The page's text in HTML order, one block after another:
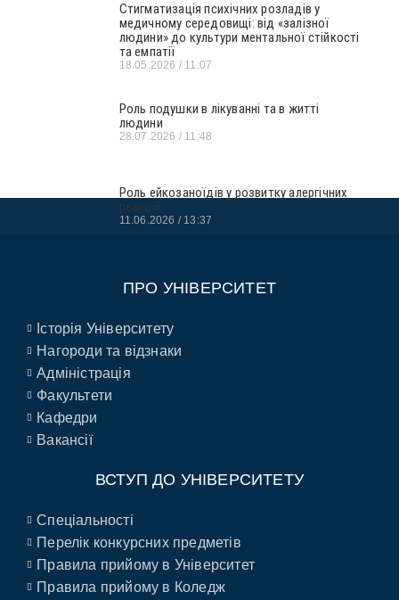
Стигматизація психічних розладів у
медичному середовищі: від «залізної
людини» до культури ментальної стійкості
та емпатії
18.05.2026 11:07
Роль подушки в лікуванні та в житті
людини
28.07.2026 11:48
Роль ейкозаноїдів у розвитку алергічних
реакцій
11.06.2026 13:37
ПРО УНІВЕРСИТЕТ
Історія Університету
Нагороди та відзнаки
Адміністрація
Факультети
Кафедри
Вакансії
ВСТУП ДО УНІВЕРСИТЕТУ
Спеціальності
Перелік конкурсних предметів
Правила прийому в Університет
Правила прийому в Коледж